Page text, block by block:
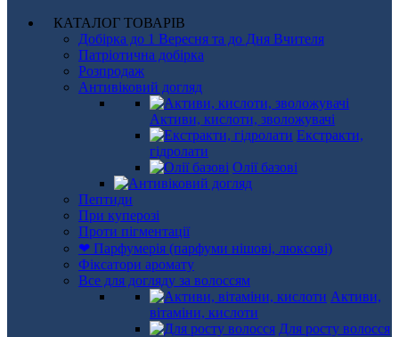
КАТАЛОГ ТОВАРІВ
Добірка до 1 Вересня та до Дня Вчителя
Патріотична добірка
Розпродаж
Антивіковий догляд
Активи, кислоти, зволожувачі
Екстракти,
гідролати
Олії базові
Пептиди
При куперозі
Проти пігментації
❤ Парфумерія (парфуми нішові, люксові)
Фіксатори аромату
Все для догляду за волоссям
Активи,
вітаміни, кислоти
Для росту волосся